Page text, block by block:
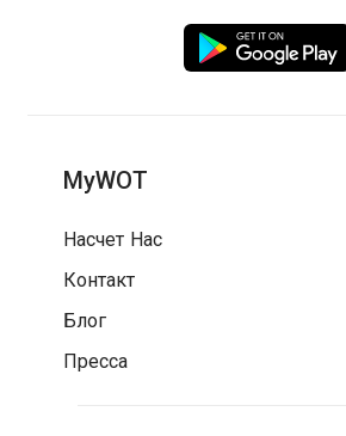
MyWOT
Насчет Нас
Контакт
Блог
Пресса